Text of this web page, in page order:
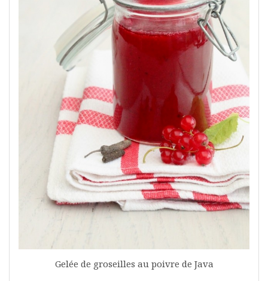
Gelée de groseilles au poivre de Java